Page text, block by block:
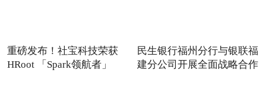
重磅发布！社宝科技荣获
HRoot 「Spark领航者」
民生银行福州分行与银联福
建分公司开展全面战略合作